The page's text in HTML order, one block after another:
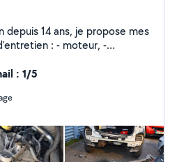
: - moteur, -
- joint de culasse
: 1/5